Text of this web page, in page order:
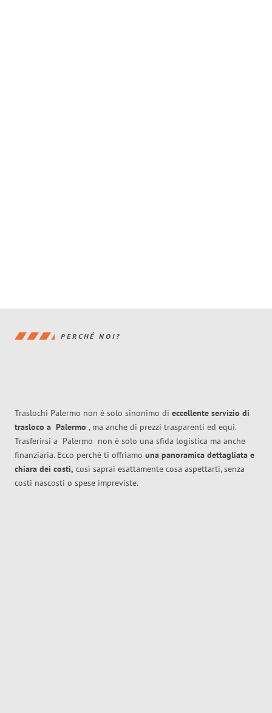
PERCHÉ NOI?
Traslochi Palermo non è solo sinonimo di eccellente servizio di
trasloco a Palermo , ma anche di prezzi trasparenti ed equi.
Trasferirsi a Palermo non è solo una sfida logistica ma anche
finanziaria. Ecco perché ti offriamo una panoramica dettagliata e
chiara dei costi, così saprai esattamente cosa aspettarti, senza
costi nascosti o spese impreviste.